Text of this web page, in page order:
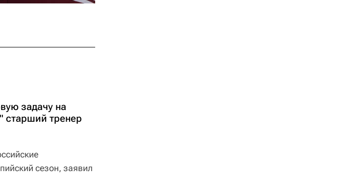
задачу на
старший тренер
сезон, заявил